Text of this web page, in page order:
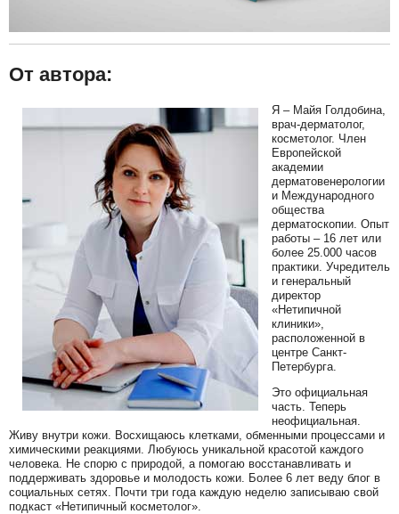
От автора:
Я – Майя Голдобина,
врач-дерматолог,
косметолог. Член
Европейской
академии
дерматовенерологии
и Международного
общества
дерматоскопии. Опыт
работы – 16 лет или
более 25.000 часов
практики. Учредитель
и генеральный
директор
«Нетипичной
клиники»,
расположенной в
центре Санкт-
Петербурга.
Это официальная
часть. Теперь
неофициальная.
Живу внутри кожи. Восхищаюсь клетками, обменными процессами и
химическими реакциями. Любуюсь уникальной красотой каждого
человека. Не спорю с природой, а помогаю восстанавливать и
поддерживать здоровье и молодость кожи. Более 6 лет веду блог в
социальных сетях. Почти три года каждую неделю записываю свой
подкаст «Нетипичный косметолог».